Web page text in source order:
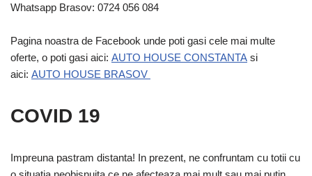
Whatsapp Brasov: 0724 056 084
Pagina noastra de Facebook unde poti gasi cele mai multe
oferte, o poti gasi aici: AUTO HOUSE CONSTANTA si
aici: AUTO HOUSE BRASOV
COVID 19
Impreuna pastram distanta! In prezent, ne confruntam cu totii cu